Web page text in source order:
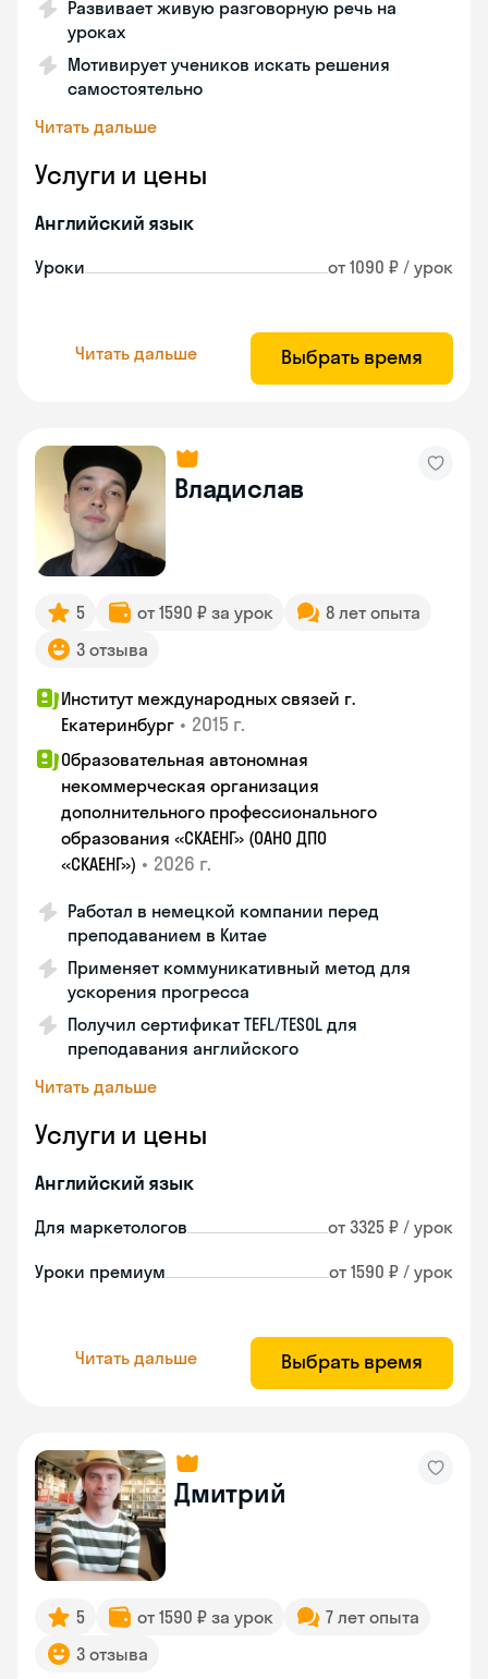
Развивает живую разговорную речь на
уроках
Мотивирует учеников искать решения
самостоятельно
Читать дальше
Услуги и цены
Английский язык
Уроки от 1090 ₽ / урок
Читать дальше Выбрать время
Владислав
5 от 1590 ₽ за урок
8 лет опыта
3 отзыва
Институт международных связей г.
Екатеринбург • 2015 г.
Образовательная автономная
некоммерческая организация
дополнительного профессионального
образования «СКАЕНГ» (ОАНО ДПО
«СКАЕНГ») • 2026 г.
Работал в немецкой компании перед
преподаванием в Китае
Применяет коммуникативный метод для
ускорения прогресса
Получил сертификат TEFL/TESOL для
преподавания английского
Читать дальше
Услуги и цены
Английский язык
Для маркетологов от 3325 ₽ / урок
Уроки премиум от 1590 ₽ / урок
Читать дальше Выбрать время
Дмитрий
5 от 1590 ₽ за урок
7 лет опыта
3 отзыва